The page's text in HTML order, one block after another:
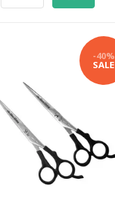
-40%
SALE